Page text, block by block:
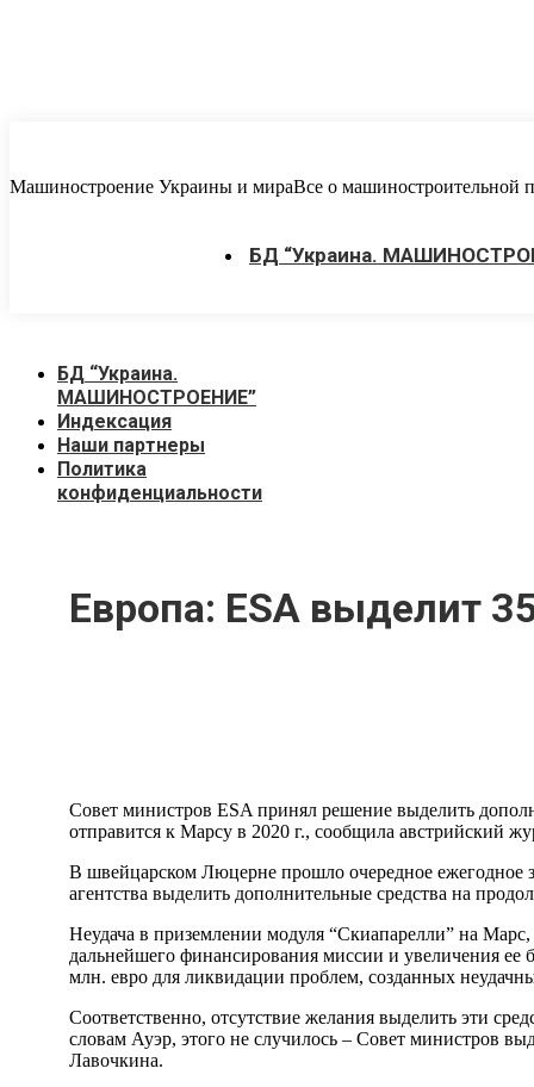
Машиностроение Украины и мираВсе о машиностроительной
БД “Украина.
БД “Украина.
МАШИНОСТРОЕНИЕ”
Индекcация
Наши партнеры
Политика
конфиденциальности
Европа: ESA выделит
Совет министров ESA принял решение выделить
отправится к Марсу в 2020 г., сообщила австрийский
В швейцарском Люцерне прошло очередное ежегодное
агентства выделить дополнительные средства на
Неудача в приземлении модуля “Скиапарелли” на
дальнейшего финансирования миссии и увеличения
млн. евро для ликвидации проблем, созданных
Соответственно, отсутствие желания выделить эти
словам Ауэр, этого не случилось – Совет министров
Лавочкина.